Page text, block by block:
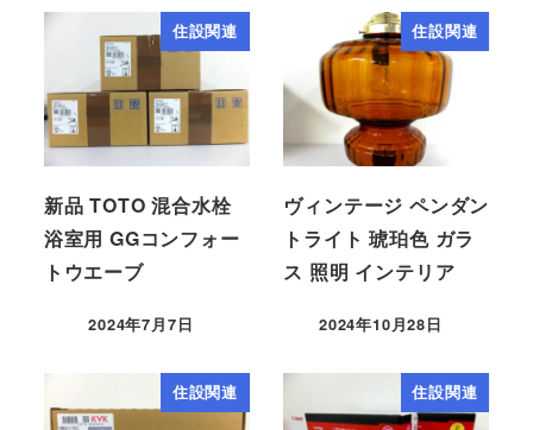
住設関連
新品 TOTO 混合水栓
浴室用 GGコンフォー
トウエーブ
2024年7月7日
住設関連
ヴィンテージ ペンダン
トライト 琥珀色 ガラ
ス 照明 インテリア
2024年10月28日
住設関連 住設関連